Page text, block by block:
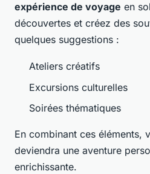
expérience de voyage en
découvertes et créez des
quelques suggestions :
Ateliers créatifs
Excursions culturelles
Soirées thématiques
En combinant ces éléments,
deviendra une aventure
enrichissante.